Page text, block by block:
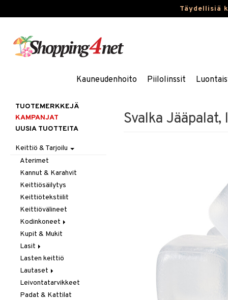
Täydellisiä
Kauneudenhoito Piilolinssit
Svalka
TUOTEMERKKEJÄ
KAMPANJAT
UUSIA TUOTTEITA
Keittiö & Tarjoilu
Aterimet
Kannut & Karahvit
Keittiösäilytys
Keittiötekstiilit
Keittiövälineet
Kodinkoneet
Kahvi, Tee & Espresso
Leivänpaahtimet
Mixerit &
Sähkövatkaimet
Muut koneet
Vedenkeittimet
Kupit & Mukit
Lasit
Juoma- & Cocktailasit
Juomalasit
Olutlasit
Shamppanjalasit
Lasten keittiö
Lautaset
Asetit
Ruokalautaset
Leivontatarvikkeet
Padat & Kattilat